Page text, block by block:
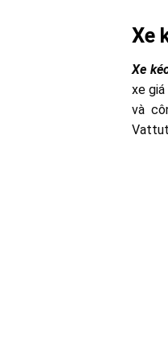
Xe
Xe
xe
và